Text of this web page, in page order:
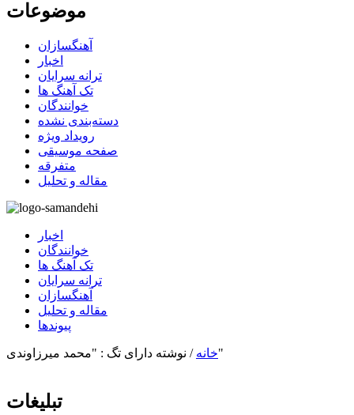
موضوعات
آهنگسازان
اخبار
ترانه سرایان
تک آهنگ ها
خوانندگان
دسته‌بندی نشده
رویداد ویژه
صفحه موسیقی
متفرقه
مقاله و تحلیل
اخبار
خوانندگان
تک آهنگ ها
ترانه سرایان
آهنگسازان
مقاله و تحلیل
پیوندها
خانه / نوشته دارای تگ : "محمد میرزاوندی"
تبلیغات